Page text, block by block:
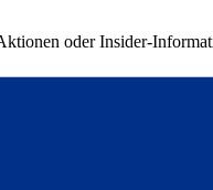
oder Insider-